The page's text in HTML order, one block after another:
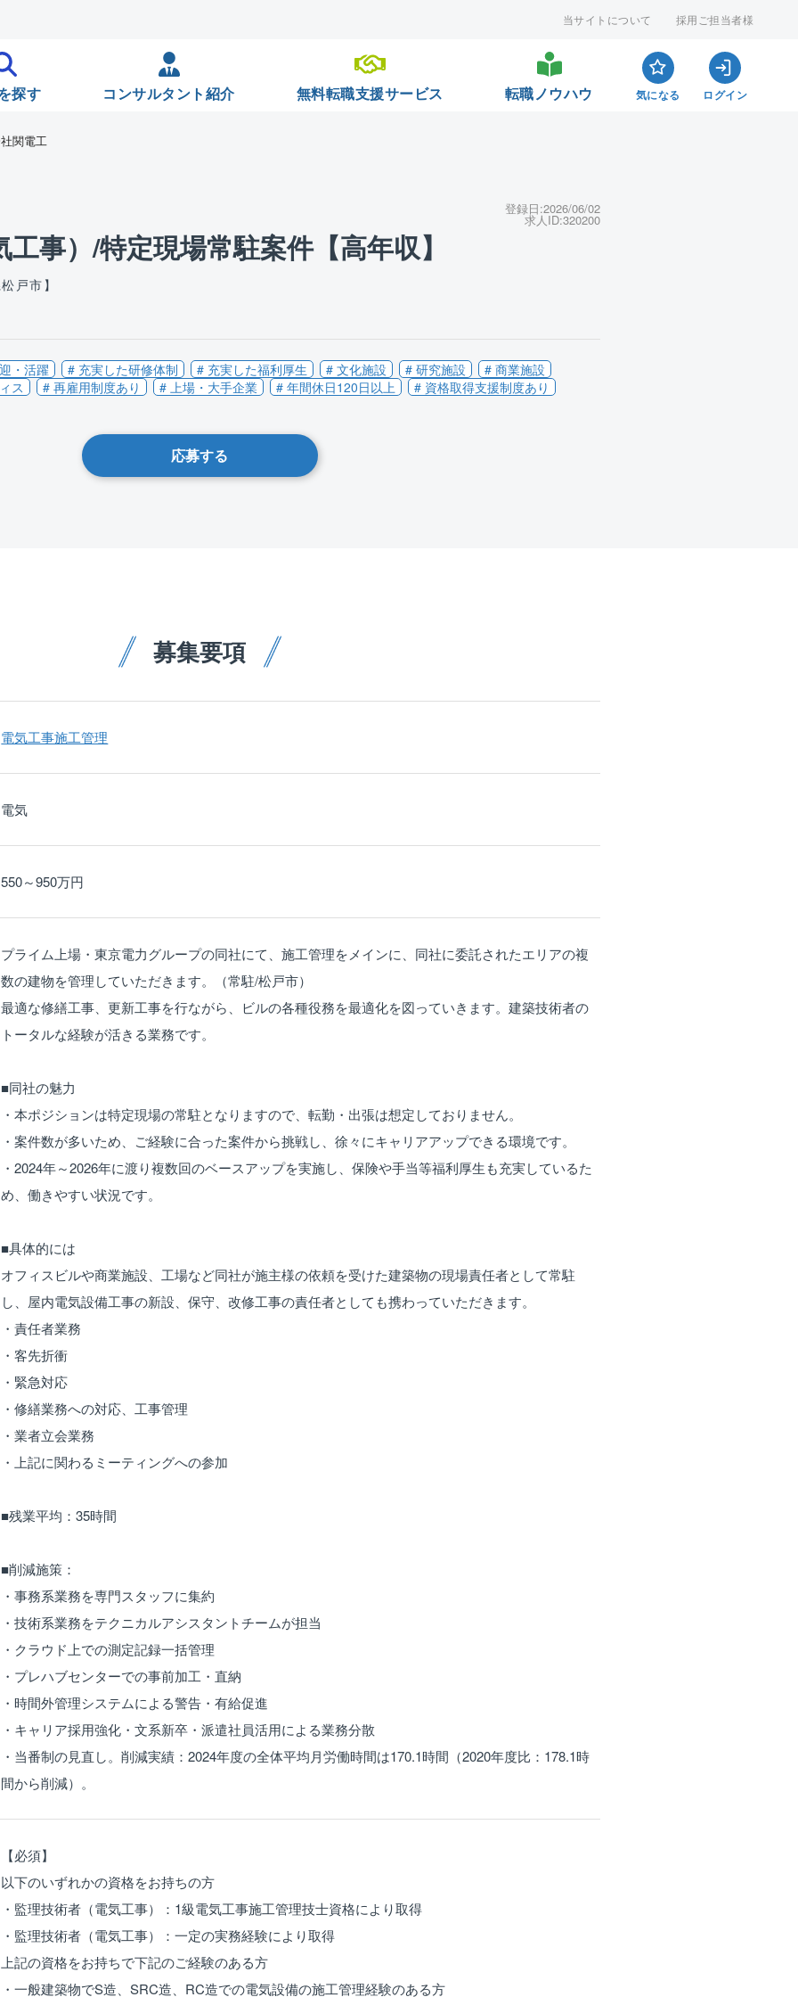
当サイトについて 採用ご担当者様
探す コンサルタント紹介 無料転職支援サービス 転職ノウハウ 気になる ログイン
登録日:2026/06/02
求人ID:320200
事）/特定現場常駐案件【高年収】
戸市】
・活躍 # 充実した研修体制 # 充実した福利厚生 # 文化施設 # 研究施設
# 商業施設
ス
# 再雇用制度あり # 上場・大手企業 # 年間休日120日以上 # 資格取得支援制度あり
応募する
募集要項
電気工事施工管理
電気
550～950万円
プライム上場・東京電力グループの同社にて、施工管理をメインに、同社に委託されたエリアの複
数の建物を管理していただきます。（常駐/松戸市）
最適な修繕工事、更新工事を行ながら、ビルの各種役務を最適化を図っていきます。建築技術者の
トータルな経験が活きる業務です。
■同社の魅力
・本ポジションは特定現場の常駐となりますので、転勤・出張は想定しておりません。
・案件数が多いため、ご経験に合った案件から挑戦し、徐々にキャリアアップできる環境です。
・2024年～2026年に渡り複数回のベースアップを実施し、保険や手当等福利厚生も充実しているた
め、働きやすい状況です。
■具体的には
オフィスビルや商業施設、工場など同社が施主様の依頼を受けた建築物の現場責任者として常駐
し、屋内電気設備工事の新設、保守、改修工事の責任者としても携わっていただきます。
・責任者業務
・客先折衝
・緊急対応
・修繕業務への対応、工事管理
・業者立会業務
・上記に関わるミーティングへの参加
■残業平均：35時間
■削減施策：
・事務系業務を専門スタッフに集約
・技術系業務をテクニカルアシスタントチームが担当
・クラウド上での測定記録一括管理
・プレハブセンターでの事前加工・直納
・時間外管理システムによる警告・有給促進
・キャリア採用強化・文系新卒・派遣社員活用による業務分散
・当番制の見直し。削減実績：2024年度の全体平均月労働時間は170.1時間（2020年度比：178.1時
間から削減）。
【必須】
以下のいずれかの資格をお持ちの方
・監理技術者（電気工事）：1級電気工事施工管理技士資格により取得
・監理技術者（電気工事）：一定の実務経験により取得
上記の資格をお持ちで下記のご経験のある方
・一般建築物でS造、SRC造、RC造での電気設備の施工管理経験のある方
関電工